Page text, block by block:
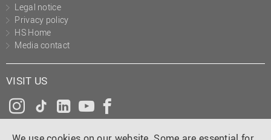
Legal notice
Privacy policy
HS Home
Media contact
VISIT US
Instagram
Tiktok
LinkedInYouTube